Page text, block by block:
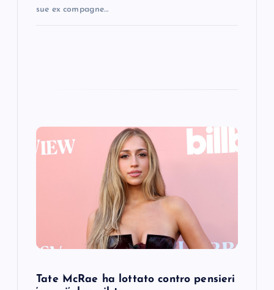
sue ex compagne…
Tate McRae ha lottato contro pensieri